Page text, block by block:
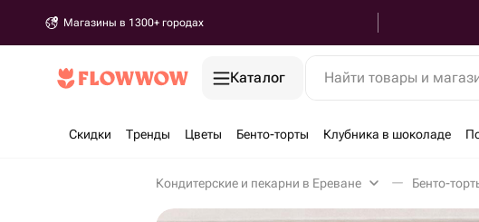
Магазины в 1300+ городах
Каталог Найти товары и
Скидки Тренды Цветы Бенто-торты Клубника в шоколаде
Кондитерские и пекарни в Ереване Бенто-